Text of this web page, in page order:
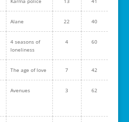
Alane 22 40
4 seasons of
loneliness
4 60
The age of love 7 42
Avenues 3 62